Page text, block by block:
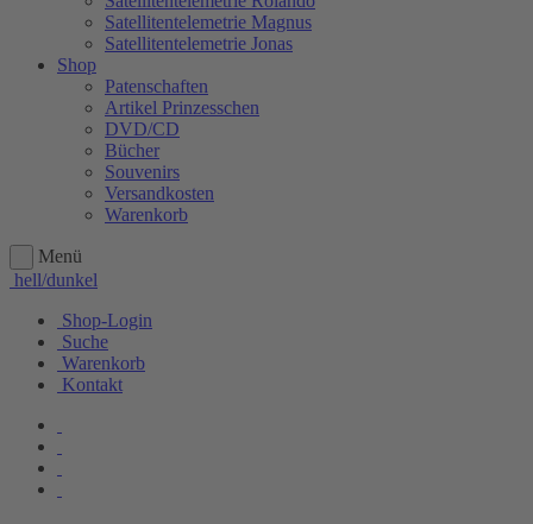
Satellitentelemetrie Magnus
Satellitentelemetrie Jonas
Shop
Patenschaften
Artikel Prinzesschen
DVD/CD
Bücher
Souvenirs
Versandkosten
Warenkorb
Menü
hell/dunkel
Shop-Login
Suche
Warenkorb
Kontakt